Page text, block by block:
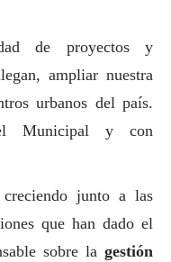
de proyectos y
ampliar nuestra
urbanos del país.
Municipal y con
junto a las
que han dado el
sobre la gestión